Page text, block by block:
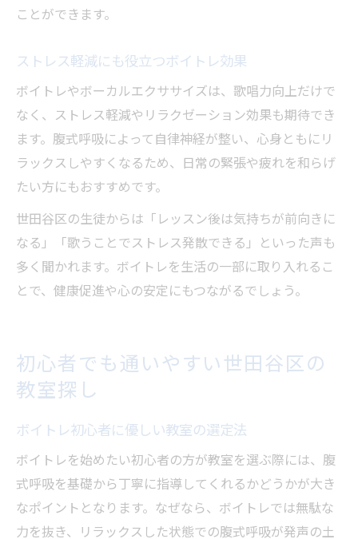
ことができます。
ストレス軽減にも役立つボイトレ効果
ボイトレやボーカルエクササイズは、歌唱力向上だけで
なく、ストレス軽減やリラクゼーション効果も期待でき
ます。腹式呼吸によって自律神経が整い、心身ともにリ
ラックスしやすくなるため、日常の緊張や疲れを和らげ
たい方にもおすすめです。
世田谷区の生徒からは「レッスン後は気持ちが前向きに
なる」「歌うことでストレス発散できる」といった声も
多く聞かれます。ボイトレを生活の一部に取り入れるこ
とで、健康促進や心の安定にもつながるでしょう。
初心者でも通いやすい世田谷区の
教室探し
ボイトレ初心者に優しい教室の選定法
ボイトレを始めたい初心者の方が教室を選ぶ際には、腹
式呼吸を基礎から丁寧に指導してくれるかどうかが大き
なポイントとなります。なぜなら、ボイトレでは無駄な
力を抜き、リラックスした状態での腹式呼吸が発声の土